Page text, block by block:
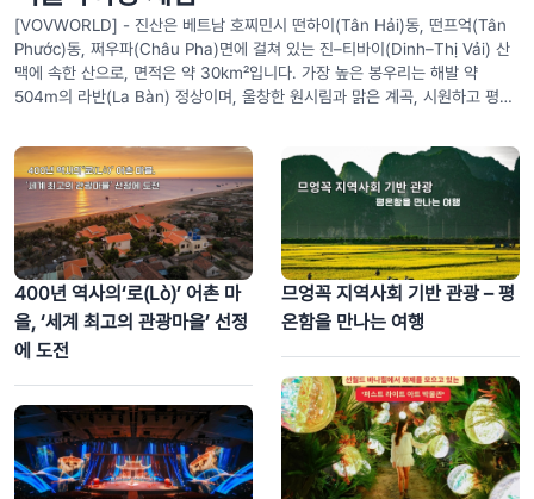
[VOVWORLD] - 진산은 베트남 호찌민시 떤하이(Tân Hải)동, 떤프억(Tân
Phước)동, 쩌우파(Châu Pha)면에 걸쳐 있는 진–티바이(Dinh–Thị Vải) 산
맥에 속한 산으로, 면적은 약 30㎢입니다. 가장 높은 봉우리는 해발 약
504m의 라반(La Bàn) 정상이며, 울창한 원시림과 맑은 계곡, 시원하고 평온
400년 역사의‘로(Lò)’ 어촌 마
을, ‘세계 최고의 관광마을’ 선정
에 도전
므엉꼭 지역사회 기반 관광 – 평
온함을 만나는 여행